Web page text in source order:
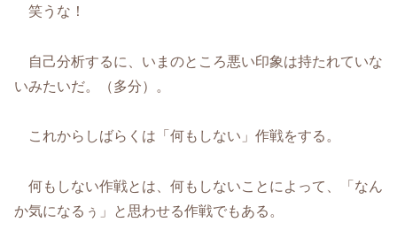
笑うな！
自己分析するに、いまのところ悪い印象は持たれていな
いみたいだ。（多分）。
これからしばらくは「何もしない」作戦をする。
何もしない作戦とは、何もしないことによって、「なん
か気になるぅ」と思わせる作戦でもある。